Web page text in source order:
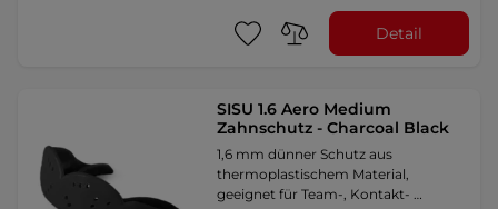
Detail
SISU 1.6 Aero Medium
Zahnschutz - Charcoal Black
1,6 mm dünner Schutz aus
thermoplastischem Material,
geeignet für Team-, Kontakt- …